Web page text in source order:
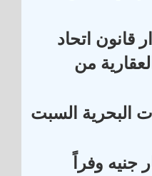
قانون اتحاد
من
البحرية السبت
: 20 مليار جنيه وفراً